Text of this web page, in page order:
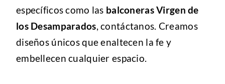
específicos como las balconeras Virgen de
los Desamparados, contáctanos. Creamos
diseños únicos que enaltecen la fe y
embellecen cualquier espacio.